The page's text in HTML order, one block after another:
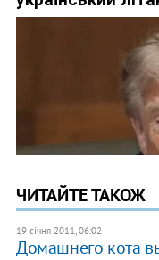
ЧИТАЙТЕ ТАКОЖ
19 січня 2011, 06:02
Домашнего кота